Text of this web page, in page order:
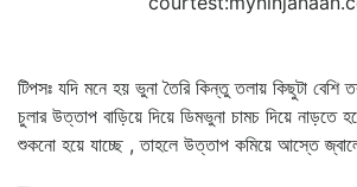
টিপসঃ যদি মনে হয় ভুনা তৈরি কিন্তু তলায় কিছুটা বেশি
চুলার উত্তাপ বাড়িয়ে দিয়ে ডিমভুনা চামচ দিয়ে নাড়তে
শুকনো হয়ে যাচ্ছে , তাহলে উত্তাপ কমিয়ে আস্তে